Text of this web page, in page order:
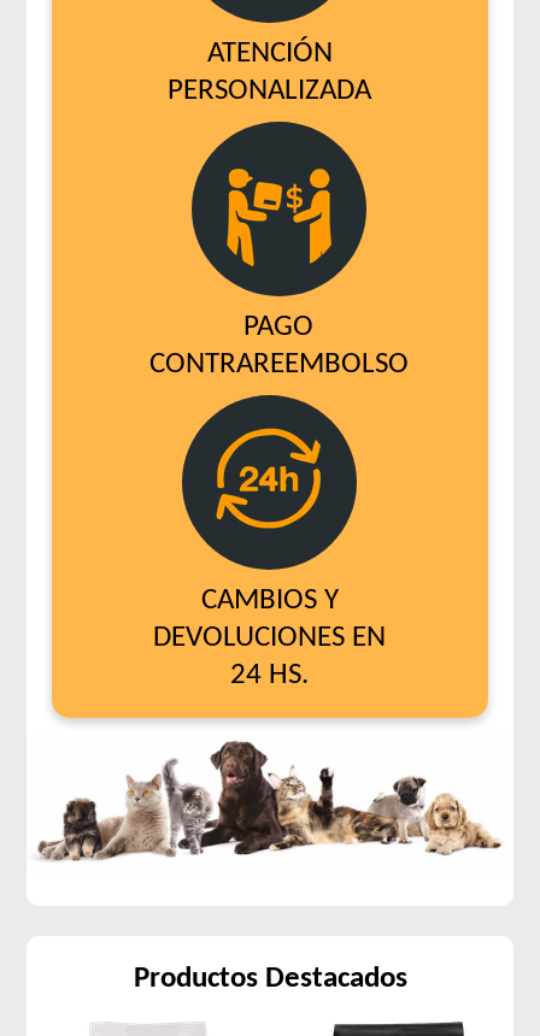
ATENCIÓN
PERSONALIZADA
PAGO
CONTRAREEMBOLSO
CAMBIOS Y
DEVOLUCIONES EN
24 HS.
Productos Destacados